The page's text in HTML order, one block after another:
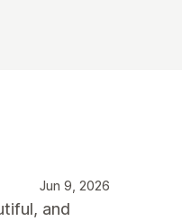
Jun 9, 2026
and